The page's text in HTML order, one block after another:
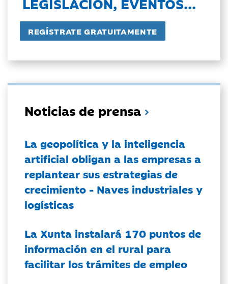
Noticias de prensa
La geopolítica y la inteligencia
artificial obligan a las empresas a
replantear sus estrategias de
crecimiento - Naves industriales y
logísticas
La Xunta instalará 170 puntos de
información en el rural para
facilitar los trámites de empleo